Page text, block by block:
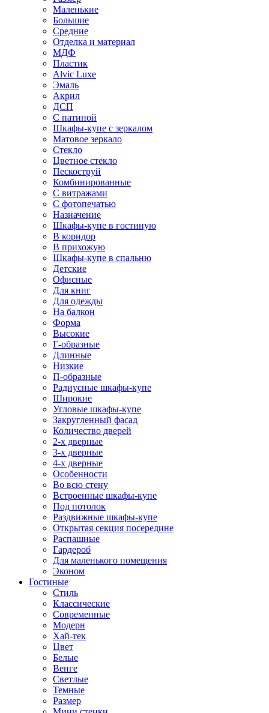
Маленькие
Большие
Средние
Отделка и материал
МДФ
Пластик
Alvic Luxe
Эмаль
Акрил
ДСП
С патиной
Шкафы-купе с зеркалом
Матовое зеркало
Стекло
Цветное стекло
Пескоструй
Комбинированные
С витражами
С фотопечатью
Назначение
Шкафы-купе в гостиную
В коридор
В прихожую
Шкафы-купе в спальню
Детские
Офисные
Для книг
Для одежды
На балкон
Форма
Высокие
Г-образные
Длинные
Низкие
П-образные
Радиусные шкафы-купе
Широкие
Угловые шкафы-купе
Закругленный фасад
Количество дверей
2-х дверные
3-х дверные
4-х дверные
Особенности
Во всю стену
Встроенные шкафы-купе
Под потолок
Раздвижные шкафы-купе
Открытая секция посередине
Распашные
Гардероб
Для маленького помещения
Эконом
Гостиные
Стиль
Классические
Современные
Модерн
Хай-тек
Цвет
Белые
Венге
Светлые
Темные
Размер